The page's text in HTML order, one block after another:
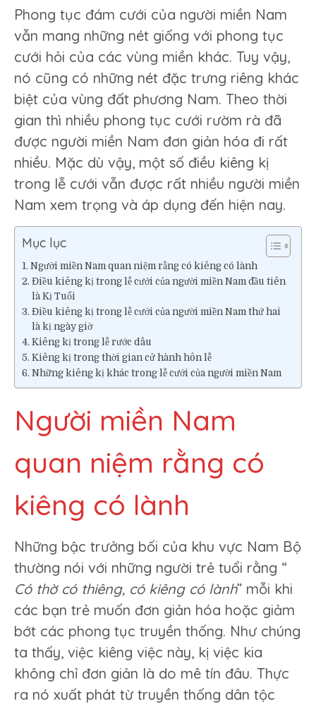
của
người
miền
Nam
Phong tục đám cưới của người miền Nam
vẫn mang những nét giống với phong tục
cưới hỏi của các vùng miền khác. Tuy vậy,
nó cũng có những nét đặc trưng riêng khác
biệt của vùng đất phương Nam. Theo thời
gian thì nhiều phong tục cưới rườm rà đã
được người miền Nam đơn giản hóa đi rất
nhiều. Mặc dù vậy, một số điều kiêng kị
trong lễ cưới vẫn được rất nhiều người miền
Nam xem trọng và áp dụng đến hiện nay.
Mục lục
Người miền Nam quan niệm rằng có kiêng có lành
Điều kiêng kị trong lễ cưới của người miền Nam đầu tiên
là Kị Tuổi
Điều kiêng kị trong lễ cưới của người miền Nam thứ hai
là kị ngày giờ
Kiêng kị trong lễ rước dâu
Kiêng kị trong thời gian cử hành hôn lễ
Những kiêng kị khác trong lễ cưới của người miền Nam
Người miền Nam
quan niệm rằng có
kiêng có lành
Những bậc trưởng bối của khu vực Nam Bộ
thường nói với những người trẻ tuổi rằng “
Có thờ có thiêng, có kiêng có lành” mỗi khi
các bạn trẻ muốn đơn giản hóa hoặc giảm
bớt các phong tục truyền thống. Như chúng
ta thấy, việc kiêng việc này, kị việc kia
không chỉ đơn giản là do mê tín đâu. Thực
ra nó xuất phát từ truyền thống dân tộc